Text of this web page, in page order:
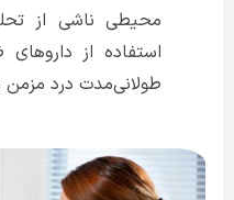
محیطی ناشی از
استفاده از
طولانی‌مدت درد